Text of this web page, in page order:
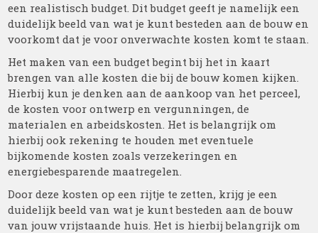
een realistisch budget. Dit budget geeft je namelijk een
duidelijk beeld van wat je kunt besteden aan de bouw en
voorkomt dat je voor onverwachte kosten komt te staan.
Het maken van een budget begint bij het in kaart
brengen van alle kosten die bij de bouw komen kijken.
Hierbij kun je denken aan de aankoop van het perceel,
de kosten voor ontwerp en vergunningen, de
materialen en arbeidskosten. Het is belangrijk om
hierbij ook rekening te houden met eventuele
bijkomende kosten zoals verzekeringen en
energiebesparende maatregelen.
Door deze kosten op een rijtje te zetten, krijg je een
duidelijk beeld van wat je kunt besteden aan de bouw
van jouw vrijstaande huis. Het is hierbij belangrijk om